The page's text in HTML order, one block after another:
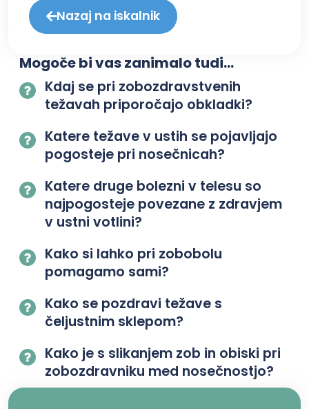
Nazaj na iskalnik
Mogoče bi vas zanimalo tudi...
Kdaj se pri zobozdravstvenih
težavah priporočajo obkladki?
Katere težave v ustih se pojavljajo
pogosteje pri nosečnicah?
Katere druge bolezni v telesu so
najpogosteje povezane z zdravjem
v ustni votlini?
Kako si lahko pri zobobolu
pomagamo sami?
Kako se pozdravi težave s
čeljustnim sklepom?
Kako je s slikanjem zob in obiski pri
zobozdravniku med nosečnostjo?